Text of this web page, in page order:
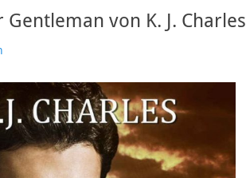
von K. J. Charles